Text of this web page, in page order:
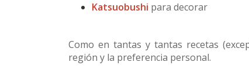
Katsuobushi para decorar
Como en tantas y tantas recetas
región y la preferencia personal.